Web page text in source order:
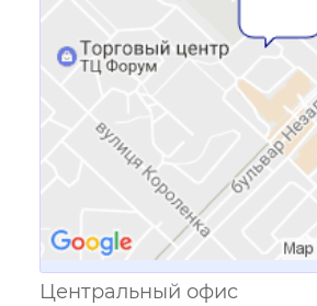
Центральный офис